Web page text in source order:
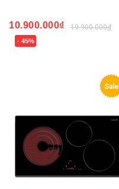
10.900.000₫ 19.900.000₫
- 45%
Sale